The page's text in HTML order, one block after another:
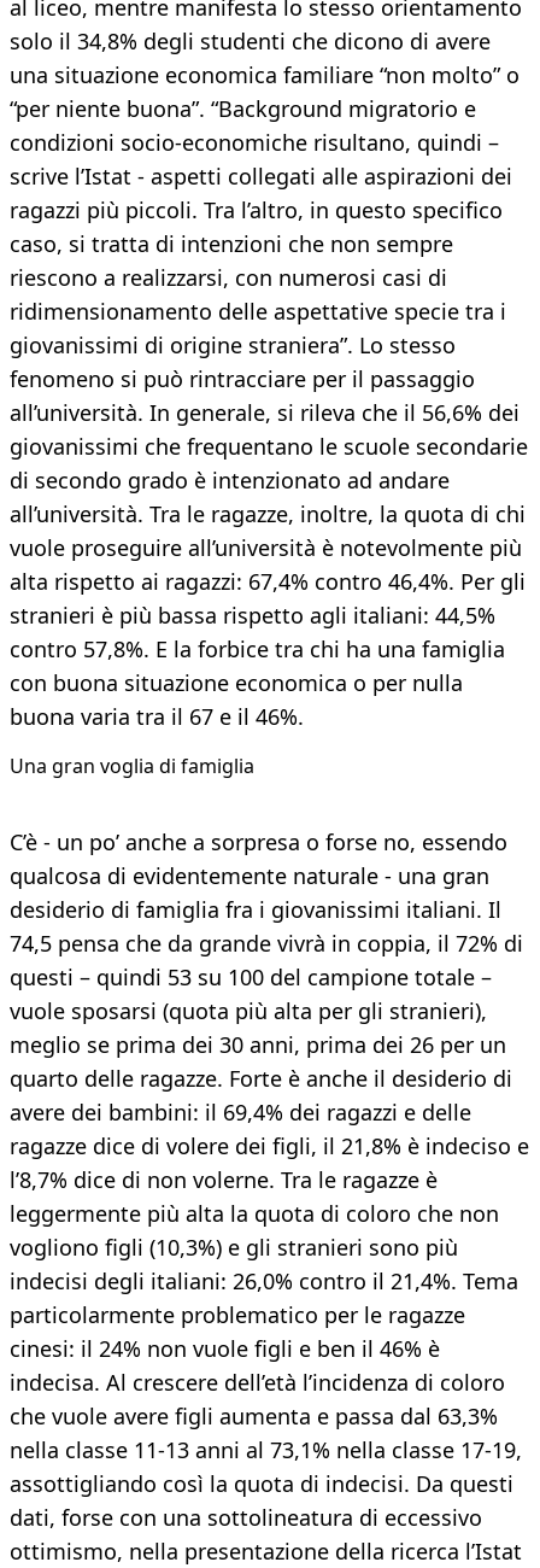
al liceo, mentre manifesta lo stesso orientamento
solo il 34,8% degli studenti che dicono di avere
una situazione economica familiare “non molto” o
“per niente buona”. “Background migratorio e
condizioni socio-economiche risultano, quindi –
scrive l’Istat - aspetti collegati alle aspirazioni dei
ragazzi più piccoli. Tra l’altro, in questo specifico
caso, si tratta di intenzioni che non sempre
riescono a realizzarsi, con numerosi casi di
ridimensionamento delle aspettative specie tra i
giovanissimi di origine straniera”. Lo stesso
fenomeno si può rintracciare per il passaggio
all’università. In generale, si rileva che il 56,6% dei
giovanissimi che frequentano le scuole secondarie
di secondo grado è intenzionato ad andare
all’università. Tra le ragazze, inoltre, la quota di chi
vuole proseguire all’università è notevolmente più
alta rispetto ai ragazzi: 67,4% contro 46,4%. Per gli
stranieri è più bassa rispetto agli italiani: 44,5%
contro 57,8%. E la forbice tra chi ha una famiglia
con buona situazione economica o per nulla
buona varia tra il 67 e il 46%.
Una gran voglia di famiglia
C’è - un po’ anche a sorpresa o forse no, essendo
qualcosa di evidentemente naturale - una gran
desiderio di famiglia fra i giovanissimi italiani. Il
74,5 pensa che da grande vivrà in coppia, il 72% di
questi – quindi 53 su 100 del campione totale –
vuole sposarsi (quota più alta per gli stranieri),
meglio se prima dei 30 anni, prima dei 26 per un
quarto delle ragazze. Forte è anche il desiderio di
avere dei bambini: il 69,4% dei ragazzi e delle
ragazze dice di volere dei figli, il 21,8% è indeciso e
l’8,7% dice di non volerne. Tra le ragazze è
leggermente più alta la quota di coloro che non
vogliono figli (10,3%) e gli stranieri sono più
indecisi degli italiani: 26,0% contro il 21,4%. Tema
particolarmente problematico per le ragazze
cinesi: il 24% non vuole figli e ben il 46% è
indecisa. Al crescere dell’età l’incidenza di coloro
che vuole avere figli aumenta e passa dal 63,3%
nella classe 11-13 anni al 73,1% nella classe 17-19,
assottigliando così la quota di indecisi. Da questi
dati, forse con una sottolineatura di eccessivo
ottimismo, nella presentazione della ricerca l’Istat